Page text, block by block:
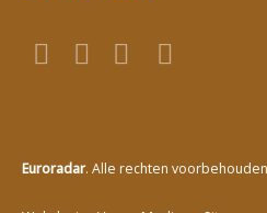
Euroradar. Alle rechten